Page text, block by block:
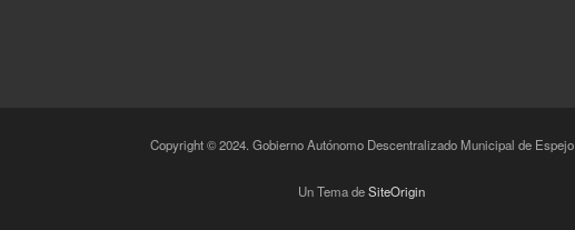
Copyright © 2024. Gobierno Autónomo Descentralizado Municipal de Espejo
Un Tema deSiteOrigin